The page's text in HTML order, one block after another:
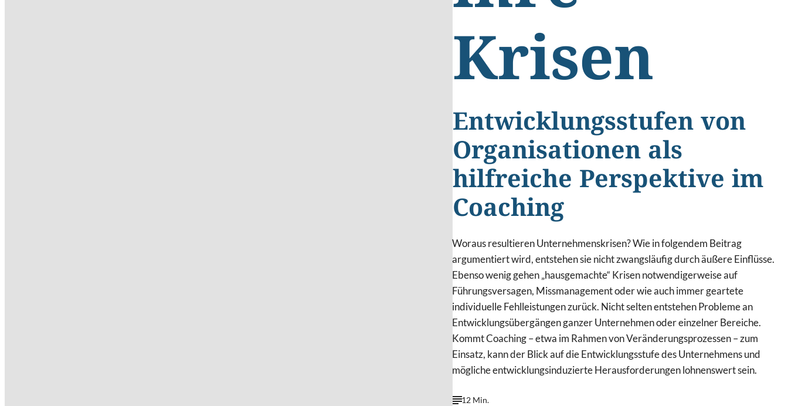
Krisen
Entwicklungsstufen von
Organisationen als
hilfreiche Perspektive im
Coaching
Woraus resultieren Unternehmenskrisen? Wie in folgendem Beitrag
argumentiert wird, entstehen sie nicht zwangsläufig durch äußere Einflüsse.
Ebenso wenig gehen „hausgemachte“ Krisen notwendigerweise auf
Führungsversagen, Missmanagement oder wie auch immer geartete
individuelle Fehlleistungen zurück. Nicht selten entstehen Probleme an
Entwicklungsübergängen ganzer Unternehmen oder einzelner Bereiche.
Kommt Coaching – etwa im Rahmen von Veränderungsprozessen – zum
Einsatz, kann der Blick auf die Entwicklungsstufe des Unternehmens und
mögliche entwicklungsinduzierte Herausforderungen lohnenswert sein.
12 Min.